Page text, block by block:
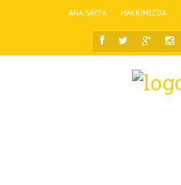
ANA SAYFA HAKKIMIZDA